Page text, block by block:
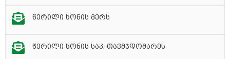
წერილი ხონის მერს
წერილი ხონის საკ. თავმჯდომარეს